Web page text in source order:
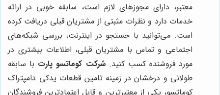
معتبر، دارای مجوزهای لازم است، سابقه خوبی در ارائه
خدمات دارد و نظرات مثبتی از مشتریان قبلی دریافت کرده
است. می‌توانید با جستجو در اینترنت، بررسی شبکه‌های
اجتماعی و تماس با مشتریان قبلی، اطلاعات بیشتری در
مورد فروشنده کسب کنید.شرکت کوماتسو پارت با سابقه
طولانی و درخشان در زمینه تامین قطعات یدکی دامپتراک
کوماتسو، یکی از معتبرترین و قابل اعتمادترین فروشندگان